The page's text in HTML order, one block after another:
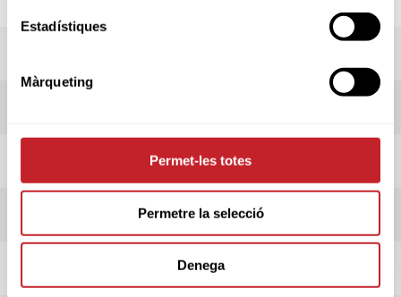
Estadístiques
Màrqueting
Permet-les totes
Permetre la selecció
Denega
HORARI SORTIDES
ADMESOS/ES
INSCRIPCIONS